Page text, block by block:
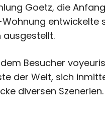
Goetz, die
entwickelte
ausgestellt.
Besucher
der Welt, sich
diversen